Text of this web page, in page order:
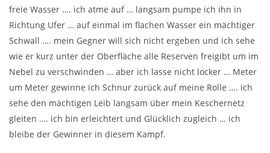
freie Wasser …. ich atme auf … langsam pumpe ich ihn in
Richtung Ufer … auf einmal im flachen Wasser ein mächtiger
Schwall …. mein Gegner will sich nicht ergeben und ich sehe
wie er kurz unter der Oberfläche alle Reserven freigibt um im
Nebel zu verschwinden … aber ich lasse nicht locker … Meter
um Meter gewinne ich Schnur zurück auf meine Rolle …. ich
sehe den mächtigen Leib langsam über mein Keschernetz
gleiten …. ich bin erleichtert und Glücklich zugleich … ich
bleibe der Gewinner in diesem Kampf.